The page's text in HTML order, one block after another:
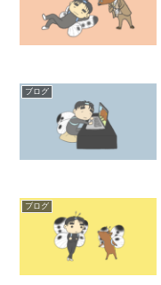
ブログ
ブログ